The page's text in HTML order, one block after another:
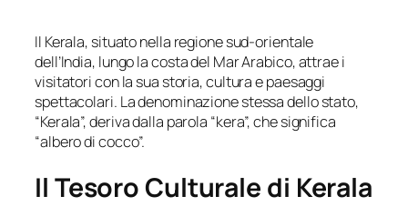
Il Kerala, situato nella regione sud-orientale
dell’India, lungo la costa del Mar Arabico, attrae i
visitatori con la sua storia, cultura e paesaggi
spettacolari. La denominazione stessa dello stato,
“Kerala”, deriva dalla parola “kera”, che significa
“albero di cocco”.
Il Tesoro Culturale di Kerala